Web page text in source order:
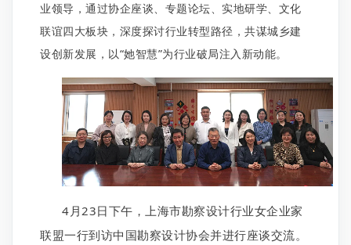
业领导，通过协企座谈、专题论坛、实地研学、文化
联谊四大板块，深度探讨行业转型路径，共谋城乡建
设创新发展，以“她智慧”为行业破局注入新动能。
4月23日下午，上海市勘察设计行业女企业家
联盟一行到访中国勘察设计协会并进行座谈交流。